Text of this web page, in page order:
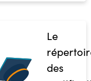
Le
des